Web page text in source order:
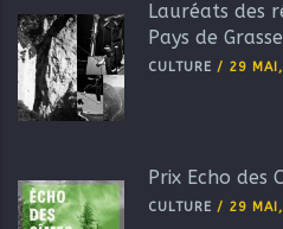
Lauréats des
Pays de
CULTURE / 29
Prix Echo des
CULTURE / 29